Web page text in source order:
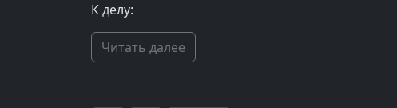
К делу:
Читать далее